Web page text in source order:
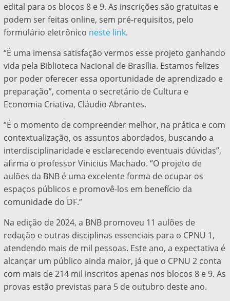
edital para os blocos 8 e 9. As inscrições são gratuitas e
podem ser feitas online, sem pré-requisitos, pelo
formulário eletrônico neste link.
“É uma imensa satisfação vermos esse projeto ganhando
vida pela Biblioteca Nacional de Brasília. Estamos felizes
por poder oferecer essa oportunidade de aprendizado e
preparação”, comenta o secretário de Cultura e
Economia Criativa, Cláudio Abrantes.
“É o momento de compreender melhor, na prática e com
contextualização, os assuntos abordados, buscando a
interdisciplinaridade e esclarecendo eventuais dúvidas”,
afirma o professor Vinicius Machado. “O projeto de
aulões da BNB é uma excelente forma de ocupar os
espaços públicos e promovê-los em benefício da
comunidade do DF.”
Na edição de 2024, a BNB promoveu 11 aulões de
redação e outras disciplinas essenciais para o CPNU 1,
atendendo mais de mil pessoas. Este ano, a expectativa é
alcançar um público ainda maior, já que o CPNU 2 conta
com mais de 214 mil inscritos apenas nos blocos 8 e 9. As
provas estão previstas para 5 de outubro deste ano.